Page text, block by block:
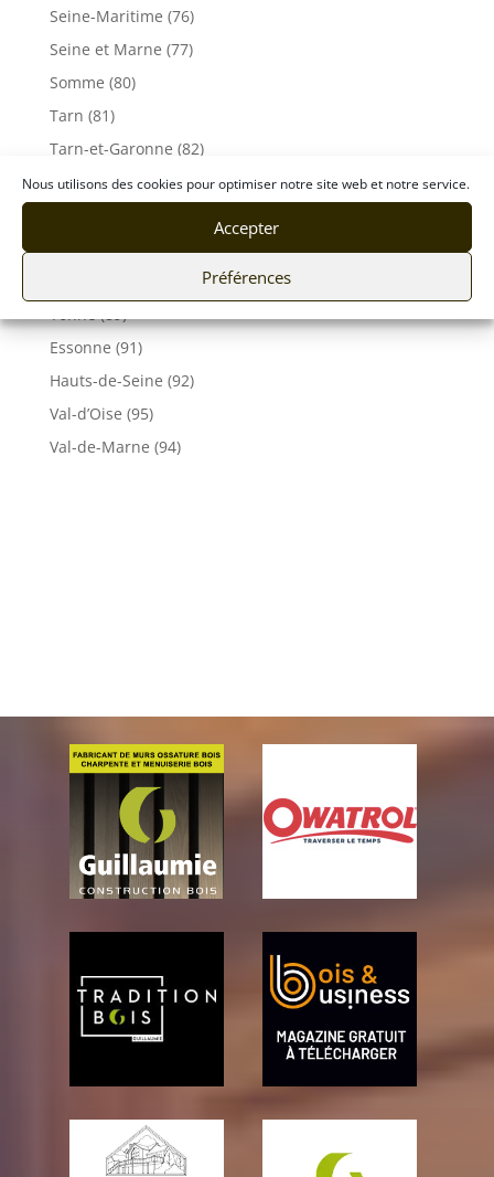
Nous utilisons des cookies pour optimiser notre site web et notre service.
Accepter
Préférences
Seine-Maritime (76)
Seine et Marne (77)
Somme (80)
Tarn (81)
Tarn-et-Garonne (82)
Var (83)
Essonne (91)
Hauts-de-Seine (92)
Val-d’Oise (95)
Val-de-Marne (94)